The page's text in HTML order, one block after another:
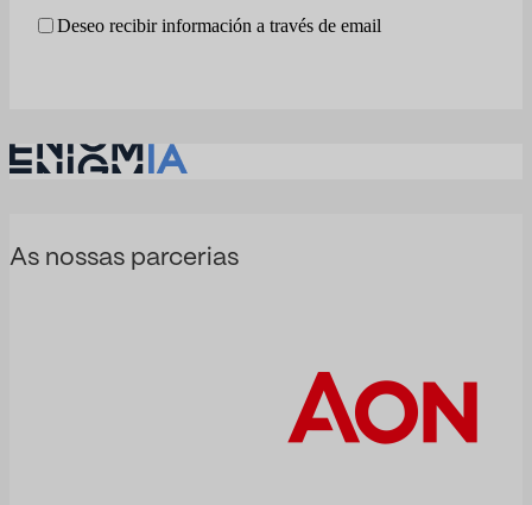
Deseo recibir información a través de email
As nossas parcerias